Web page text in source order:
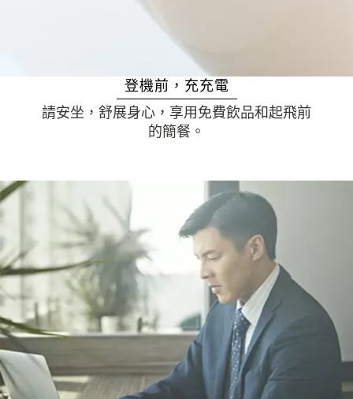
登機前，充充電
請安坐，舒展身心，享用免費飲品和起飛前
的簡餐。